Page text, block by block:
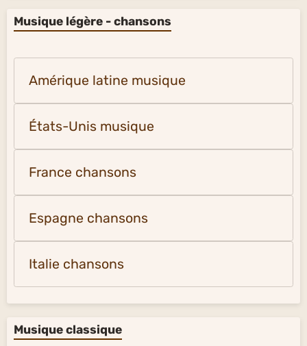
Musique légère - chansons
Amérique latine musique
États-Unis musique
France chansons
Espagne chansons
Italie chansons
Musique classique